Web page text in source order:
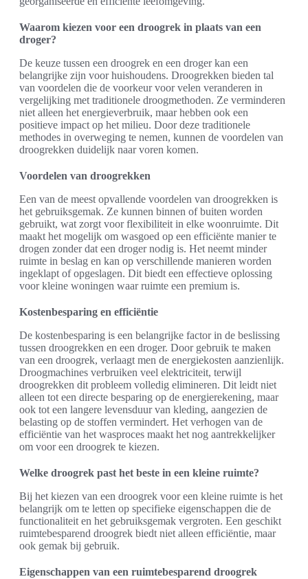
Waarom kiezen voor een droogrek in plaats van een
droger?
De keuze tussen een droogrek en een droger kan een
belangrijke zijn voor huishoudens. Droogrekken bieden tal
van voordelen die de voorkeur voor velen veranderen in
vergelijking met traditionele droogmethoden. Ze verminderen
niet alleen het energieverbruik, maar hebben ook een
positieve impact op het milieu. Door deze traditionele
methodes in overweging te nemen, kunnen de voordelen van
droogrekken duidelijk naar voren komen.
Voordelen van droogrekken
Een van de meest opvallende voordelen van droogrekken is
het gebruiksgemak. Ze kunnen binnen of buiten worden
gebruikt, wat zorgt voor flexibiliteit in elke woonruimte. Dit
maakt het mogelijk om wasgoed op een efficiënte manier te
drogen zonder dat een droger nodig is. Het neemt minder
ruimte in beslag en kan op verschillende manieren worden
ingeklapt of opgeslagen. Dit biedt een effectieve oplossing
voor kleine woningen waar ruimte een premium is.
Kostenbesparing en efficiëntie
De kostenbesparing is een belangrijke factor in de beslissing
tussen droogrekken en een droger. Door gebruik te maken
van een droogrek, verlaagt men de energiekosten aanzienlijk.
Droogmachines verbruiken veel elektriciteit, terwijl
droogrekken dit probleem volledig elimineren. Dit leidt niet
alleen tot een directe besparing op de energierekening, maar
ook tot een langere levensduur van kleding, aangezien de
belasting op de stoffen vermindert. Het verhogen van de
efficiëntie van het wasproces maakt het nog aantrekkelijker
om voor een droogrek te kiezen.
Welke droogrek past het beste in een kleine ruimte?
Bij het kiezen van een droogrek voor een kleine ruimte is het
belangrijk om te letten op specifieke eigenschappen die de
functionaliteit en het gebruiksgemak vergroten. Een geschikt
ruimtebesparend droogrek biedt niet alleen efficiëntie, maar
ook gemak bij gebruik.
Eigenschappen van een ruimtebesparend droogrek